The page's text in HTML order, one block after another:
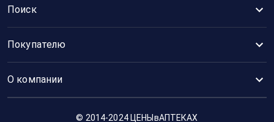
Поиск
Покупателю
О компании
© 2014-2024 ЦЕНЫвАПТЕКАХ